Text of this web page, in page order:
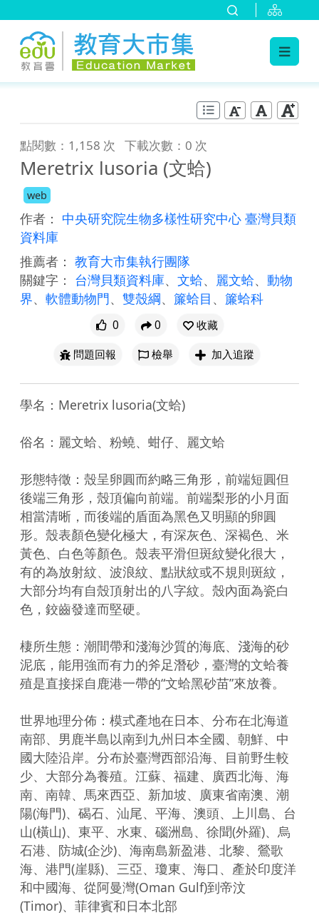
點閱數：1,158 次 下載次數：0 次
Meretrix lusoria (文蛤)
web
作者： 中央研究院生物多樣性研究中心 臺灣貝類
資料庫
推薦者： 教育大市集執行團隊
關鍵字： 台灣貝類資料庫、 文蛤、 麗文蛤、 動物
界、 軟體動物門、 雙殼綱、 簾蛤目 、 簾蛤科
0 0
收藏
問題回報
檢舉 加入追蹤
學名：Meretrix lusoria(文蛤)
俗名：麗文蛤、粉蟯、蚶仔、麗文蛤
形態特徵：殼呈卵圓而約略三角形，前端短圓但
後端三角形，殼頂偏向前端。前端梨形的小月面
相當清晰，而後端的盾面為黑色又明顯的卵圓
形。殼表顏色變化極大，有深灰色、深褐色、米
黃色、白色等顏色。殼表平滑但斑紋變化很大，
有的為放射紋、波浪紋、點狀紋或不規則斑紋，
大部分均有自殼頂射出的八字紋。殼內面為瓷白
色，鉸齒發達而堅硬。
棲所生態：潮間帶和淺海沙質的海底、淺海的砂
泥底，能用強而有力的斧足潛砂，臺灣的文蛤養
殖是直接採自鹿港一帶的“文蛤黑砂苗”來放養。
世界地理分佈：模式產地在日本、分布在北海道
南部、男鹿半島以南到九州日本全國、朝鮮、中
國大陸沿岸。分布於臺灣西部沿海、目前野生較
少、大部分為養殖。江蘇、福建、廣西北海、海
南、南韓、馬來西亞、新加坡、廣東省南澳、潮
陽(海門)、碣石、汕尾、平海、澳頭、上川島、台
山(橫山)、東平、水東、碯洲島、徐聞(外羅)、烏
石港、防城(企沙)、海南島新盈港、北黎、鶯歌
海、港門(崖縣)、三亞、瓊東、海口、產於印度洋
和中國海、從阿曼灣(Oman Gulf)到帝汶
(Timor)、菲律賓和日本北部